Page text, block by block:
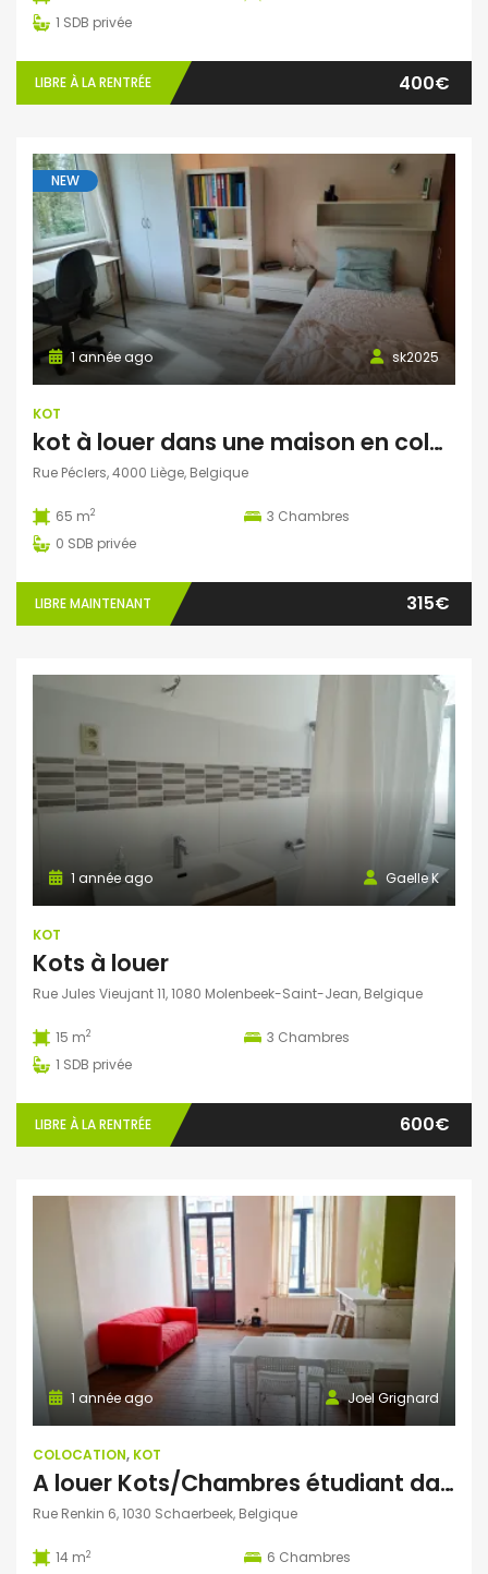
1 SDB privée
LIBRE À LA RENTRÉE 400€
NEW
sk2025
1 année ago
KOT
kot à louer dans une maison en colocation pour 2 ou 3 étudiants
Rue Péclers, 4000 Liège, Belgique
65 m2 3 Chambres
0 SDB privée
LIBRE MAINTENANT 315€
Gaelle K
1 année ago
KOT
Kots à louer
Rue Jules Vieujant 11, 1080 Molenbeek-Saint-Jean, Belgique
15 m2 3 Chambres
1 SDB privée
LIBRE À LA RENTRÉE 600€
Joel Grignard
1 année ago
COLOCATION, KOT
A louer Kots/Chambres étudiant dans une colocation située dans une ancienne maison de Maître cosy
Rue Renkin 6, 1030 Schaerbeek, Belgique
14 m2 6 Chambres